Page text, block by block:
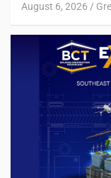
August 6, 2026